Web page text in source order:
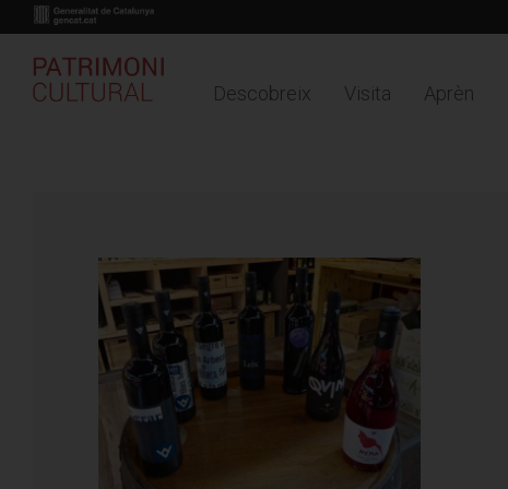
Descobreix Visita Aprèn
Buy online
TimelineMapa